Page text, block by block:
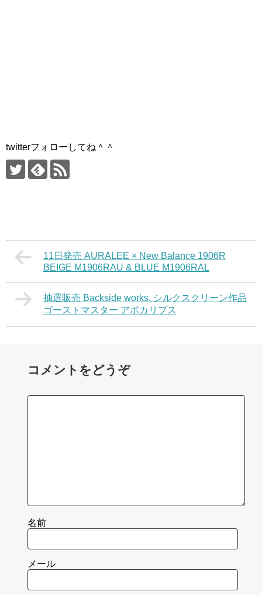
twitterフォローしてね＾＾
11日発売 AURALEE × New Balance 1906R
BEIGE M1906RAU & BLUE M1906RAL
抽選販売 Backside works. シルクスクリーン作品
ゴーストマスター アポカリプス
コメントをどうぞ
名前
メール